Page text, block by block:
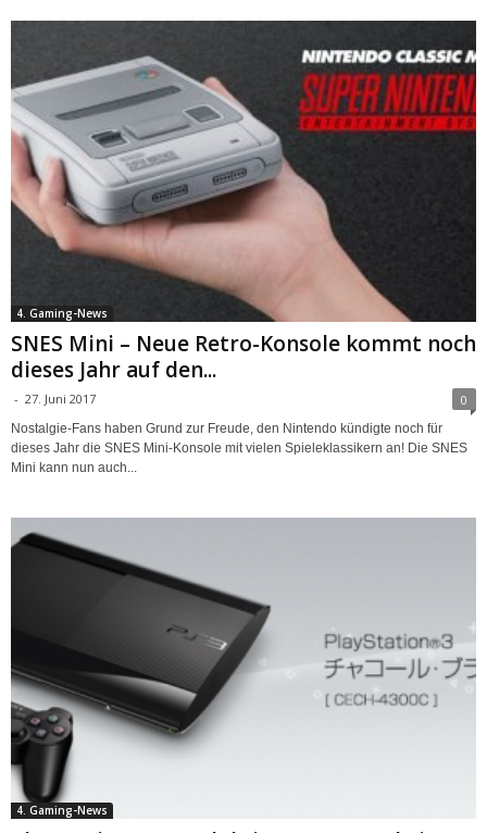
4. Gaming-News
SNES Mini – Neue Retro-Konsole kommt noch
dieses Jahr auf den...
- 27. Juni 2017 0
Nostalgie-Fans haben Grund zur Freude, den Nintendo kündigte noch für
dieses Jahr die SNES Mini-Konsole mit vielen Spieleklassikern an! Die SNES
Mini kann nun auch...
4. Gaming-News